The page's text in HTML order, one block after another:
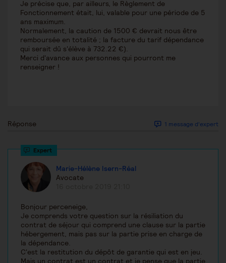
Je précise que, par ailleurs, le Règlement de
Fonctionnement était, lui, valable pour une période de 5
ans maximum.
Normalement, la caution de 1500 € devrait nous être
remboursée en totalité ; la facture du tarif dépendance
qui serait dû s'élève à 732.22 €).
Merci d'avance aux personnes qui pourront me
renseigner !
Réponse 1 message d'expert
Marie-Hélène Isern-Réal
Avocate
Bonjour perceneige,
Je comprends votre question sur la résiliation du
contrat de séjour qui comprend une clause sur la partie
hébergement, mais pas sur la partie prise en charge de
la dépendance.
C'est la restitution du dépôt de garantie qui est en jeu.
Mais un contrat est un contrat et je pense que la partie